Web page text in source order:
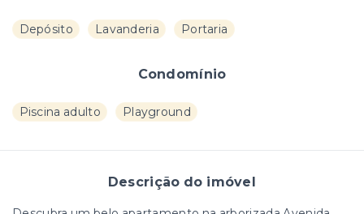
Depósito Lavanderia Portaria
Condomínio
Piscina adulto Playground
Descrição do imóvel